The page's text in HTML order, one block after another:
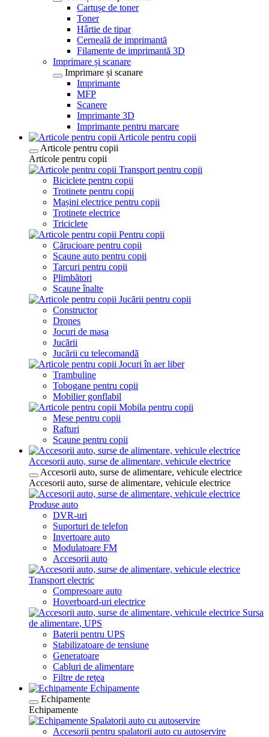
Cartușe de toner
Toner
Hârtie de tipar
Cerneală de imprimantă
Filamente de imprimantă 3D
Imprimare și scanare
Imprimare și scanare
Imprimante
MFP
Scanere
Imprimante 3D
Imprimante pentru marcare
Articole pentru copii
Articole pentru copii
Articole pentru copii
Transport pentru copii
Biciclete pentru copii
Trotinete pentru copii
Mașini electrice pentru copii
Trotinete electrice
Triciclete
Pentru copii
Cărucioare pentru copii
Scaune auto pentru copii
Tarcuri pentru copii
Plimbători
Scaune înalte
Jucării pentru copii
Constructor
Drones
Jocuri de masa
Jucării
Jucării cu telecomandă
Jocuri în aer liber
Trambuline
Tobogane pentru copii
Mobilier gonflabil
Mobila pentru copii
Mese pentru copii
Rafturi
Scaune pentru copii
Accesorii auto, surse de alimentare, vehicule electrice
Accesorii auto, surse de alimentare, vehicule electrice
Accesorii auto, surse de alimentare, vehicule electrice
Produse auto
DVR-uri
Suporturi de telefon
Invertoare auto
Modulatoare FM
Accesorii auto
Transport electric
Compresoare auto
Hoverboard-uri electrice
Sursa
de alimentare, UPS
Baterii pentru UPS
Stabilizatoare de tensiune
Generatoare
Cabluri de alimentare
Filtre de rețea
Echipamente
Echipamente
Echipamente
Spalatorii auto cu autoservire
Accesorii pentru spalatorii auto cu autoservire